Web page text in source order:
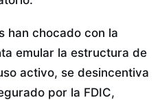
han chocado con la
emular la estructura de
activo, se desincentiva
por la FDIC,